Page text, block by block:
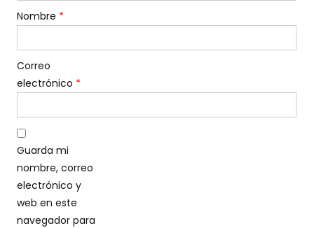
Nombre *
Correo
electrónico *
Guarda mi
nombre, correo
electrónico y
web en este
navegador para